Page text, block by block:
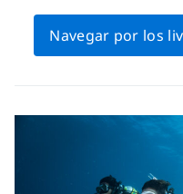
Navegar por los